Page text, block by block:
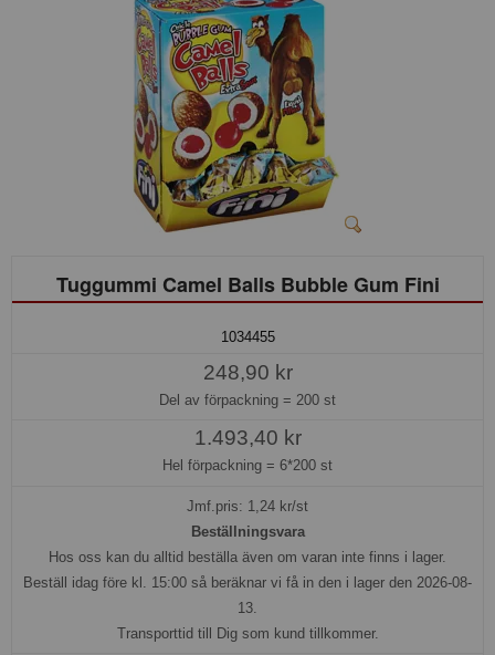
Tuggummi Camel Balls Bubble Gum Fini
1034455
248,90 kr
Del av förpackning = 200 st
1.493,40 kr
Hel förpackning = 6*200 st
Jmf.pris: 1,24 kr/st
Beställningsvara
Hos oss kan du alltid beställa även om varan inte finns i lager.
Beställ idag före kl. 15:00 så beräknar vi få in den i lager den 2026-08-
13.
Transporttid till Dig som kund tillkommer.